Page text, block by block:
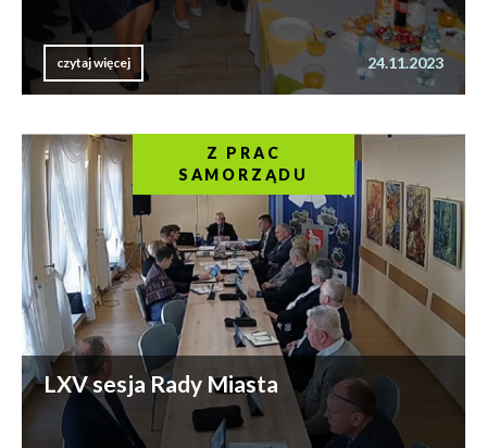
czytaj więcej 24.11.2023
Z PRAC
SAMORZĄDU
LXV sesja Rady Miasta